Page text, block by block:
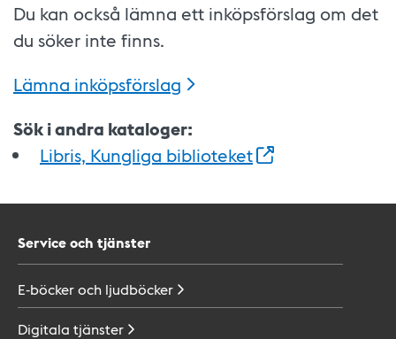
Du kan också lämna ett inköpsförslag om det
du söker inte finns.
Lämna inköpsförslag
Sök i andra kataloger:
Libris, Kungliga biblioteket
Service och tjänster
E-böcker och ljudböcker
Digitala tjänster